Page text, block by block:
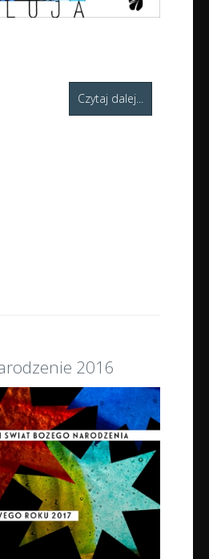
Czytaj dalej...
2016